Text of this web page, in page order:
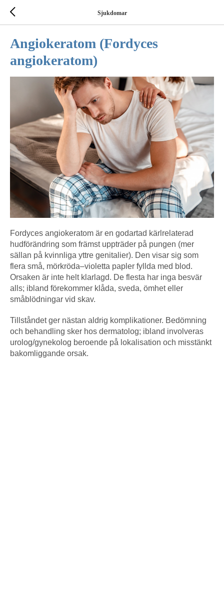
Sjukdomar
Angiokeratom (Fordyces
angiokeratom)
Fordyces angiokeratom är en godartad kärlrelaterad
hudförändring som främst uppträder på pungen (mer
sällan på kvinnliga yttre genitalier). Den visar sig som
flera små, mörkröda–violetta papler fyllda med blod.
Orsaken är inte helt klarlagd. De flesta har inga besvär
alls; ibland förekommer klåda, sveda, ömhet eller
småblödningar vid skav.
Tillståndet ger nästan aldrig komplikationer. Bedömning
och behandling sker hos dermatolog; ibland involveras
urolog/gynekolog beroende på lokalisation och misstänkt
bakomliggande orsak.